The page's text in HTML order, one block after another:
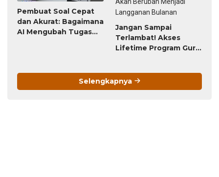
Pembuat Soal Cepat
dan Akurat: Bagaimana
AI Mengubah Tugas
Jangan Sampai
Terlambat! Akses
Lifetime Program Guru
Berubah Menjadi
Langganan Bulanan
Selengkapnya